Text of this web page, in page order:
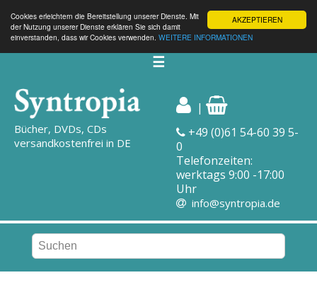
AKZEPTIEREN
Cookies erleichtern die Bereitstellung unserer Dienste. Mit
der Nutzung unserer Dienste erklären Sie sich damit
einverstanden, dass wir Cookies verwenden. WEITERE INFORMATIONEN
☰
Bücher, DVDs, CDs
versandkostenfrei in DE
|
+49 (0)61 54-60 39 5-
0
Telefonzeiten:
werktags 9:00 -17:00
Uhr
info@syntropia.de